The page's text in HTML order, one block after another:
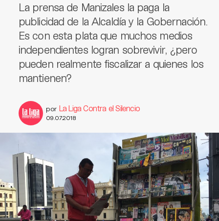
La prensa de Manizales la paga la
publicidad de la Alcaldía y la Gobernación.
Es con esta plata que muchos medios
independientes logran sobrevivir, ¿pero
pueden realmente fiscalizar a quienes los
mantienen?
por La Liga Contra el Silencio
09.07.2018